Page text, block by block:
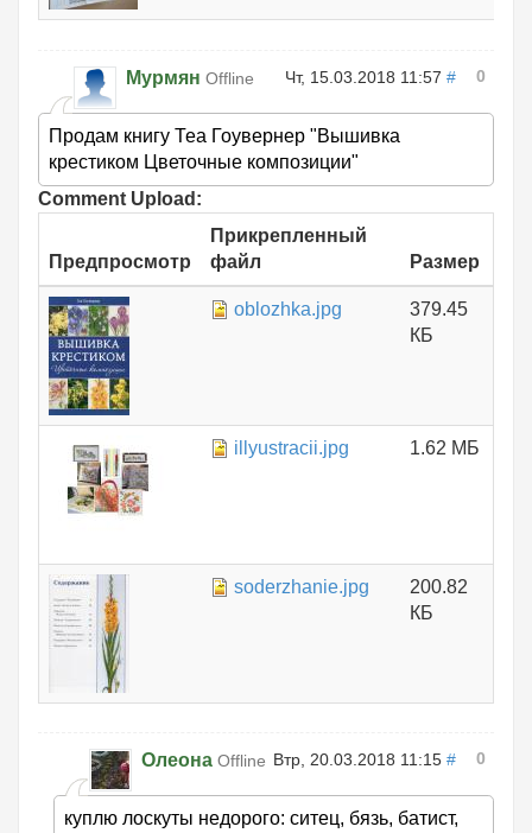
Мурмян Offline Чт, 15.03.2018 11:57 # 0
Продам книгу Теа Гоувернер "Вышивка
крестиком Цветочные композиции"
Comment Upload:
Предпросмотр
Прикрепленный
файл
Размер
oblozhka.jpg
379.45
КБ
illyustracii.jpg 1.62 МБ
soderzhanie.jpg
200.82
КБ
Олеона Offline Втр, 20.03.2018 11:15 # 0
куплю лоскуты недорого: ситец, бязь, батист,